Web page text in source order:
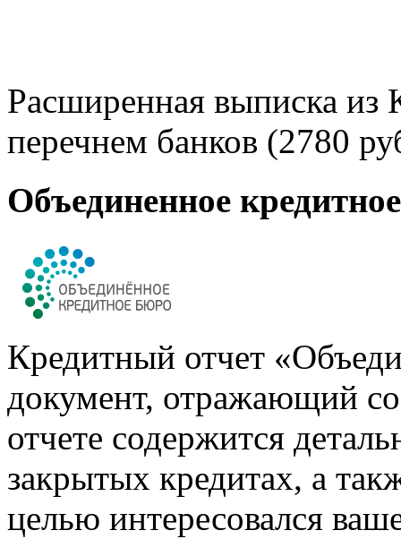
Расширенная выписка из
перечнем банков (2780
Объединенное
Кредитный отчет
документ, отражающий
отчете содержится
закрытых кредитах, а
целью интересовался